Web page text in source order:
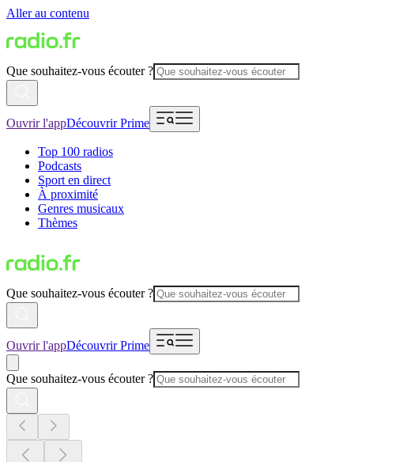
Aller au contenu
Que souhaitez-vous écouter ?
Ouvrir l'appDécouvrir Prime
Top 100 radios
Podcasts
Sport en direct
À proximité
Genres musicaux
Thèmes
Que souhaitez-vous écouter ?
Ouvrir l'appDécouvrir Prime
Que souhaitez-vous écouter ?